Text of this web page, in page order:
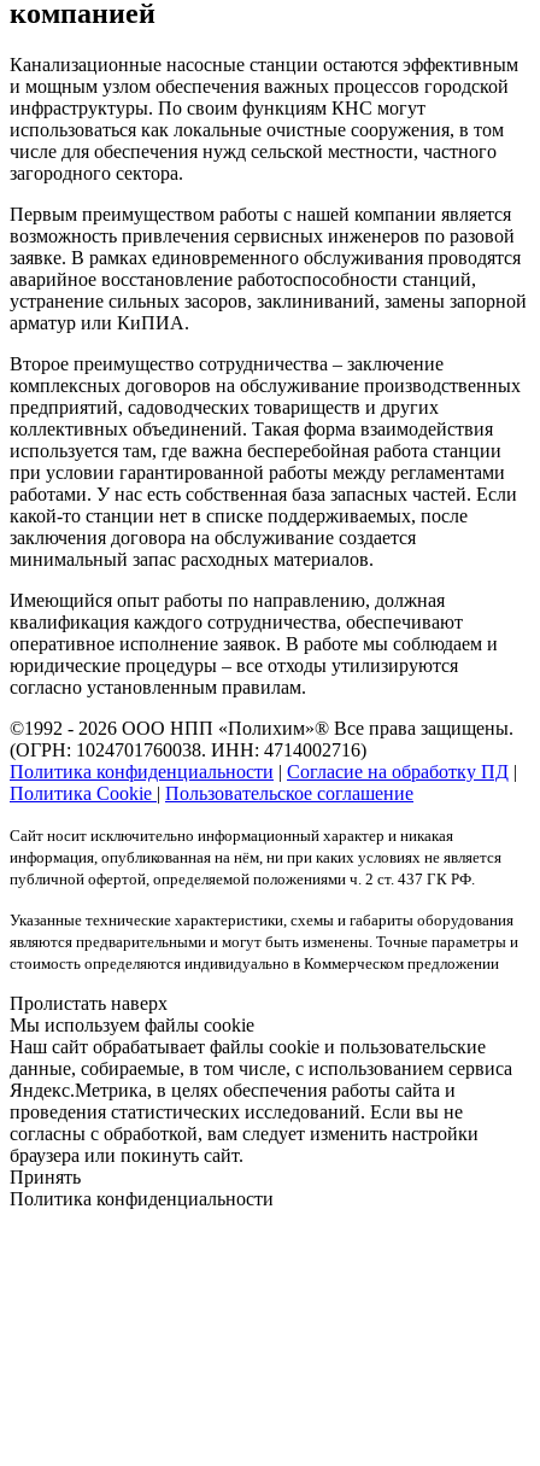
компанией
Канализационные насосные станции остаются эффективным
и мощным узлом обеспечения важных процессов городской
инфраструктуры. По своим функциям КНС могут
использоваться как локальные очистные сооружения, в том
числе для обеспечения нужд сельской местности, частного
загородного сектора.
Первым преимуществом работы с нашей компании является
возможность привлечения сервисных инженеров по разовой
заявке. В рамках единовременного обслуживания проводятся
аварийное восстановление работоспособности станций,
устранение сильных засоров, заклиниваний, замены запорной
арматур или КиПИА.
Второе преимущество сотрудничества – заключение
комплексных договоров на обслуживание производственных
предприятий, садоводческих товариществ и других
коллективных объединений. Такая форма взаимодействия
используется там, где важна бесперебойная работа станции
при условии гарантированной работы между регламентами
работами. У нас есть собственная база запасных частей. Если
какой-то станции нет в списке поддерживаемых, после
заключения договора на обслуживание создается
минимальный запас расходных материалов.
Имеющийся опыт работы по направлению, должная
квалификация каждого сотрудничества, обеспечивают
оперативное исполнение заявок. В работе мы соблюдаем и
юридические процедуры – все отходы утилизируются
согласно установленным правилам.
©1992 - 2026 ООО НПП «Полихим»® Все права защищены.
(ОГРН: 1024701760038. ИНН: 4714002716)
Политика конфиденциальности | Согласие на обработку ПД |
Политика Cookie | Пользовательское соглашение
Сайт носит исключительно информационный характер и никакая
информация, опубликованная на нём, ни при каких условиях не является
публичной офертой, определяемой положениями ч. 2 ст. 437 ГК РФ.
Указанные технические характеристики, схемы и габариты оборудования
являются предварительными и могут быть изменены. Точные параметры и
стоимость определяются индивидуально в Коммерческом предложении
Пролистать наверх
Мы используем файлы cookie
Наш сайт обрабатывает файлы cookie и пользовательские
данные, собираемые, в том числе, с использованием сервиса
Яндекс.Метрика, в целях обеспечения работы сайта и
проведения статистических исследований. Если вы не
согласны с обработкой, вам следует изменить настройки
браузера или покинуть сайт.
Принять
Политика конфиденциальности